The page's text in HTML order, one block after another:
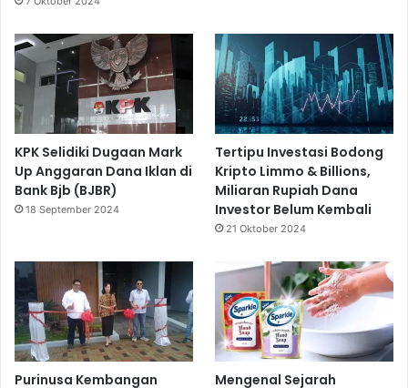
KPK Selidiki Dugaan Mark
Up Anggaran Dana Iklan di
Bank Bjb (BJBR)
18 September 2024
Tertipu Investasi Bodong
Kripto Limmo & Billions,
Miliaran Rupiah Dana
Investor Belum Kembali
21 Oktober 2024
Purinusa Kembangan
Mengenal Sejarah